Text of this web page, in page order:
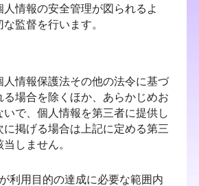
情報の安全管理が図られるよ
監督を行います。
人情報保護法その他の法令に基づ
る場合を除くほか、あらかじめお
で、個人情報を第三者に提供し
に掲げる場合は上記に定める第三
しません。
利用目的の達成に必要な範囲内